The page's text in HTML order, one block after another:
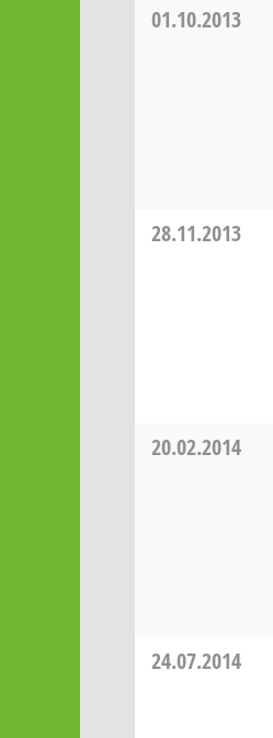
01.10.2013
28.11.2013
20.02.2014
24.07.2014